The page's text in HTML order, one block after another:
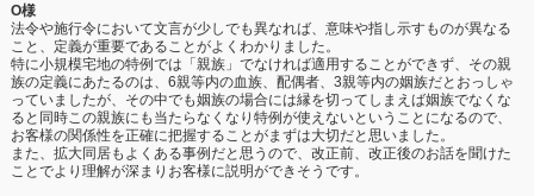
O様
法令や施行令において文言が少しでも異なれば、意味や指し示すものが異なる
こと、定義が重要であることがよくわかりました。
特に小規模宅地の特例では「親族」でなければ適用することができず、その親
族の定義にあたるのは、6親等内の血族、配偶者、3親等内の姻族だとおっしゃ
っていましたが、その中でも姻族の場合には縁を切ってしまえば姻族でなくな
ると同時この親族にも当たらなくなり特例が使えないということになるので、
お客様の関係性を正確に把握することがまずは大切だと思いました。
また、拡大同居もよくある事例だと思うので、改正前、改正後のお話を聞けた
ことでより理解が深まりお客様に説明ができそうです。